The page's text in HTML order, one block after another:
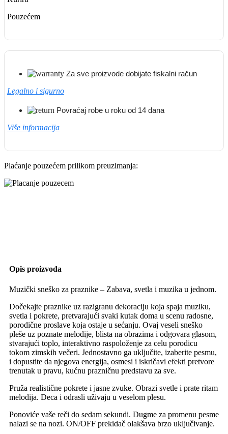
Pouzećem
Za sve proizvode dobijate fiskalni račun
Legalno i sigurno
Povraćaj robe u roku od 14 dana
Više informacija
Plaćanje pouzećem prilikom preuzimanja:
Opis proizvoda
Muzički sneško za praznike – Zabava, svetla i muzika u jednom.
Dočekajte praznike uz razigranu dekoraciju koja spaja muziku,
svetla i pokrete, pretvarajući svaki kutak doma u scenu radosne,
porodične proslave koja ostaje u sećanju. Ovaj veseli sneško
pleše uz poznate melodije, blista na obrazima i odgovara glasom,
stvarajući toplo, interaktivno raspoloženje za celu porodicu
tokom zimskih večeri. Jednostavno ga uključite, izaberite pesmu,
i dopustite da njegova energija, osmesi i iskričavi efekti pretvore
trenutak u pravu, kućnu prazničnu predstavu za sve.
Pruža realistične pokrete i jasne zvuke. Obrazi svetle i prate ritam
melodija. Deca i odrasli uživaju u veselom plesu.
Ponoviće vaše reči do sedam sekundi. Dugme za promenu pesme
nalazi se na nozi. ON/OFF prekidač olakšava brzo uključivanje.